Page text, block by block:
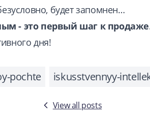
будет запомнен…
- это первый шаг к продаже
дня!
pochte iskusstvennyy-
View all posts